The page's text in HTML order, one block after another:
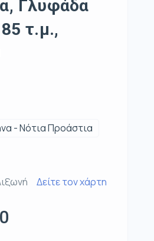
Γλυφάδα
τ.μ.,
- Νότια Προάστια
Δείτε τον χάρτη